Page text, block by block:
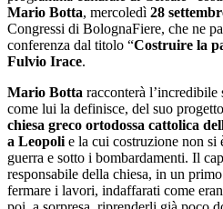
Mario Botta, mercoledì 28
Congressi di BolognaFiere, che ne
conferenza dal titolo “Costruire la
Fulvio Irace.
Mario Botta racconterà l’incredibile
come lui la definisce, del suo
chiesa greco ortodossa cattolica
a Leopoli e la cui costruzione non si
guerra e sotto i bombardamenti. Il
responsabile della chiesa, in un
fermare i lavori, indaffarati come